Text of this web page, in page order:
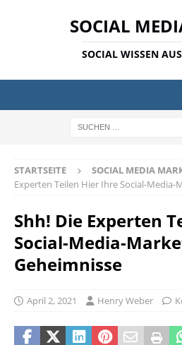
SOCIAL
SOCIAL WISSEN
STARTSEITE SOCIAL MEDIA
Experten Teilen Hier Ihre Social-Media-
Shh! Die Experten
Social-Media-
Geheimnisse
April 2, 2021 Henry Weber